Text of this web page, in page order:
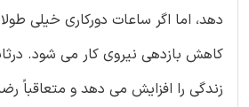
دهد، اما اگر ساعات دورکاری خیلی
کاهش بازدهی نیروی کار می شود.
زندگی را افزایش می دهد و متعاقباً